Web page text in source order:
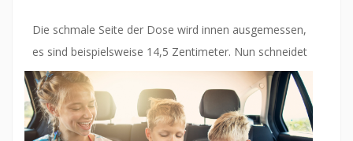
Die schmale Seite der Dose wird innen ausgemessen,
es sind beispielsweise 14,5 Zentimeter. Nun schneidet